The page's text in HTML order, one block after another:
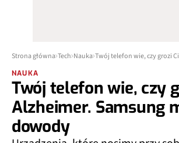
Strona główna Tech Nauka
NAUKA
Twój telefon wie, czy
Alzheimer. Samsung
dowody